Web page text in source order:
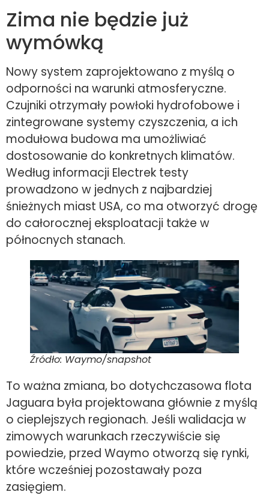
Zima nie będzie już
wymówką
Nowy system zaprojektowano z myślą o
odporności na warunki atmosferyczne.
Czujniki otrzymały powłoki hydrofobowe i
zintegrowane systemy czyszczenia, a ich
modułowa budowa ma umożliwiać
dostosowanie do konkretnych klimatów.
Według informacji Electrek testy
prowadzono w jednych z najbardziej
śnieżnych miast USA, co ma otworzyć drogę
do całorocznej eksploatacji także w
północnych stanach.
Źródło: Waymo/snapshot
To ważna zmiana, bo dotychczasowa flota
Jaguara była projektowana głównie z myślą
o cieplejszych regionach. Jeśli walidacja w
zimowych warunkach rzeczywiście się
powiedzie, przed Waymo otworzą się rynki,
które wcześniej pozostawały poza
zasięgiem.